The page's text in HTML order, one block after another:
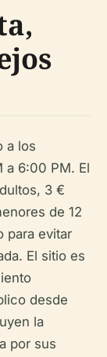
a los
a 6:00 PM. El
3 €
de 12
para evitar
El sitio es
desde
la
por sus